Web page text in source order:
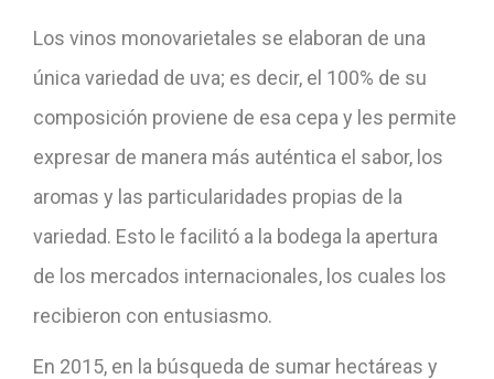
Los vinos monovarietales se elaboran de una
única variedad de uva; es decir, el 100% de su
composición proviene de esa cepa y les permite
expresar de manera más auténtica el sabor, los
aromas y las particularidades propias de la
variedad. Esto le facilitó a la bodega la apertura
de los mercados internacionales, los cuales los
recibieron con entusiasmo.
En 2015, en la búsqueda de sumar hectáreas y